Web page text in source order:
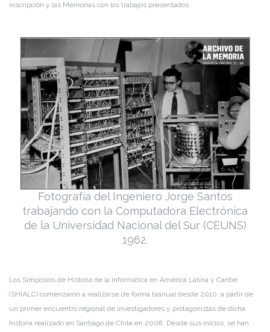
inscripción y las Memorias con los trabajos presentados.
Fotografía del Ingeniero Jorge Santos
trabajando con la Computadora Electrónica
de la Universidad Nacional del Sur (CEUNS)
1962.
Los Simposios de Historia de la Informática en América Latina y Caribe
(SHIALC) comenzaron a realizarse de forma bianual desde 2010, a partir de
un primer encuentro regional de investigadores y protagonistas de dicha
historia realizado en Santiago de Chile en 2008. Desde sus inicios, se han